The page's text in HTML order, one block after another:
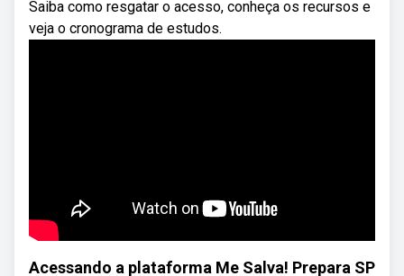
Saiba como resgatar o acesso, conheça os recursos e
veja o cronograma de estudos.
Acessando a plataforma Me Salva! Prepara SP